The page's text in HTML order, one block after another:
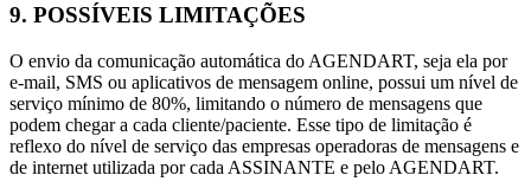
9. POSSÍVEIS LIMITAÇÕES
O envio da comunicação automática do AGENDART, seja ela por
e-mail, SMS ou aplicativos de mensagem online, possui um nível de
serviço mínimo de 80%, limitando o número de mensagens que
podem chegar a cada cliente/paciente. Esse tipo de limitação é
reflexo do nível de serviço das empresas operadoras de mensagens e
de internet utilizada por cada ASSINANTE e pelo AGENDART.